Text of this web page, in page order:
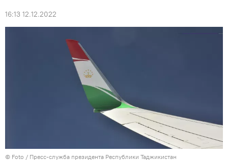
16:13 12.12.2022
© Foto / Пресс-служба президента Республики Таджикистан